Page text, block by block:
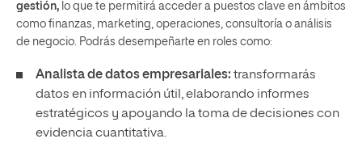
gestión, lo que te permitirá acceder a puestos clave en ámbitos
como finanzas, marketing, operaciones, consultoría o análisis
de negocio. Podrás desempeñarte en roles como:
Analista de datos empresariales: transformarás
datos en información útil, elaborando informes
estratégicos y apoyando la toma de decisiones con
evidencia cuantitativa.